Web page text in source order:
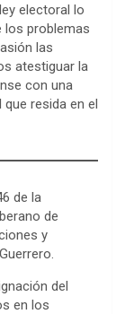
electoral lo
los problemas
las
atestiguar la
con una
resida en el
de la
de
y
del
en los